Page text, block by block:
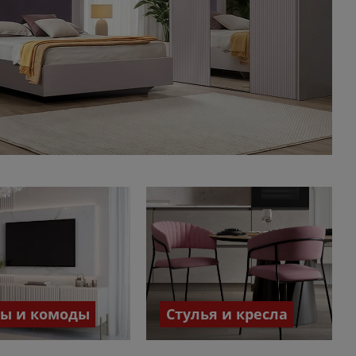
и комоды Стулья и кресла